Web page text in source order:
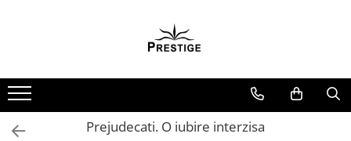
Noutati
Promotii
Pachete Speciale CartiPrejudecati. O iubire interzisa